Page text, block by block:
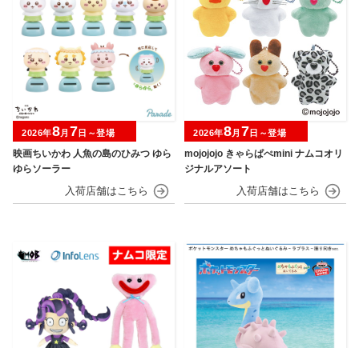
映画ちいかわ 人魚の島のひみつ ゆら
ゆらソーラー
2026年8月 7日～登場
mojojojo きゃらぱぺmini ナムコオリ
ジナルアソート
2026年8月 7日～登場